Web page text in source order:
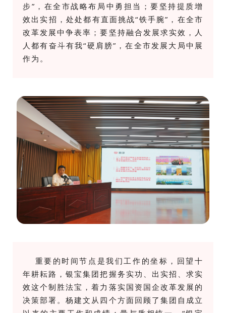
步”，在全市战略布局中勇担当； 要坚持提质增
效出实招，处处都有直面挑战“铁手腕”，在全市
改革发展中争表率；要坚持融合发展求实效，人
人都有奋斗有我“硬肩膀”，在全市发展大局中展
作为。
重要的时间节点是我们工作的坐标， 回望十
年耕耘路，银宝集团把握务实功、出实招、求实
效这个制胜法宝，着力落实国资国企改革发展的
决策部署。杨建文从四个方面回顾了集团自成立